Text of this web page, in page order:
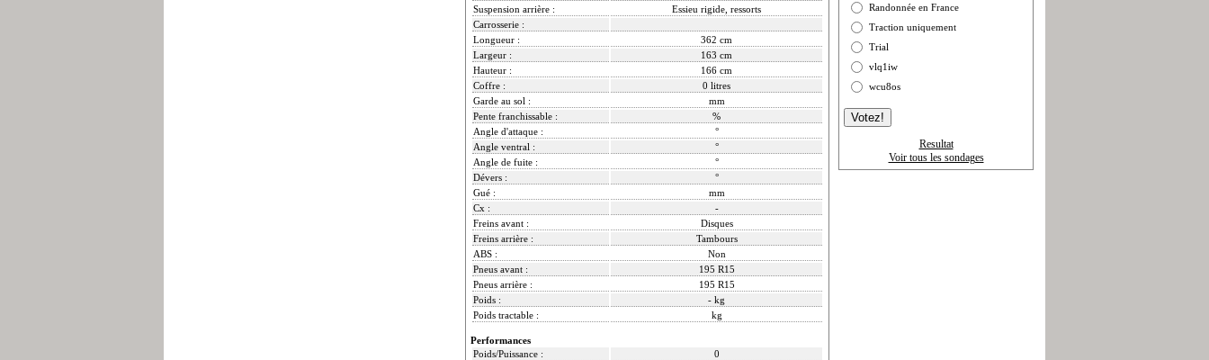
Suspension arrière :
Essieu rigide, ressorts
Carrosserie :
Longueur :
362 cm
Largeur :
163 cm
Hauteur :
166 cm
Coffre :
0 litres
Garde au sol :
mm
Pente franchissable :
%
Angle d'attaque :
°
Angle ventral :
°
Angle de fuite :
°
Dévers :
°
Gué :
mm
Cx :
-
Freins avant :
Disques
Freins arrière :
Tambours
ABS :
Non
Pneus avant :
195 R15
Pneus arrière :
195 R15
Poids :
- kg
Poids tractable :
kg
Performances
Poids/Puissance :
0
Randonnée en France
Traction uniquement
Trial
vlq1iw
wcu8os
Resultat
Voir tous les sondages